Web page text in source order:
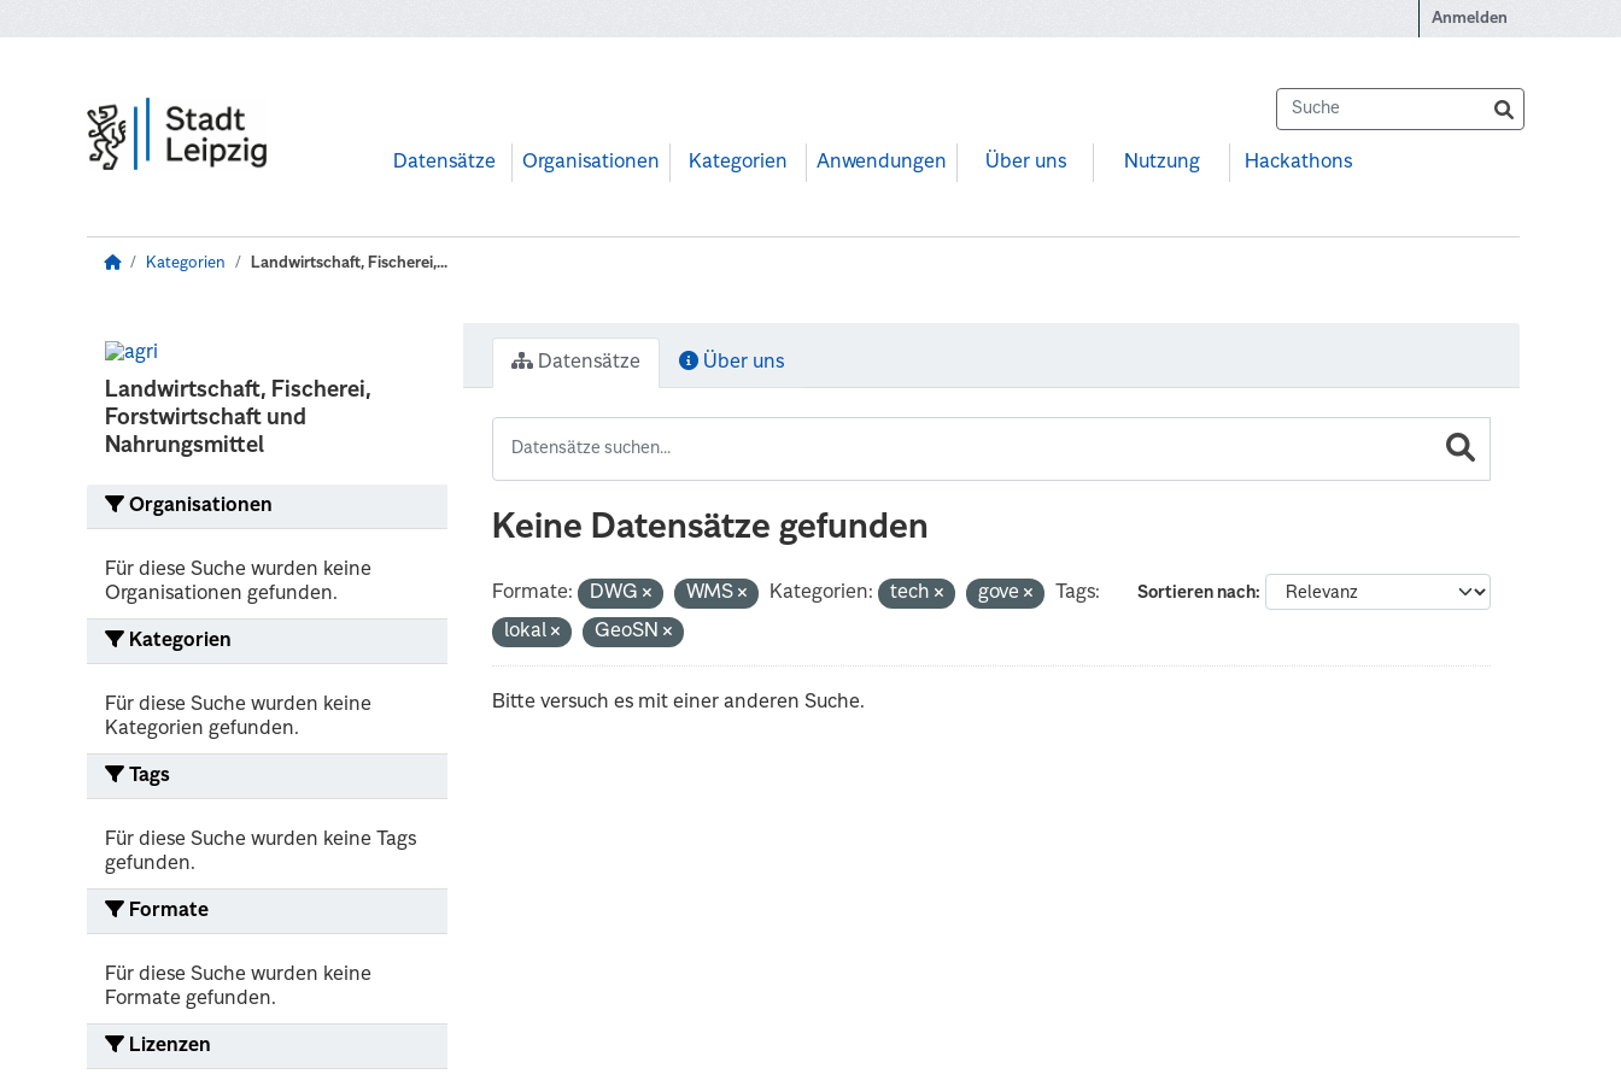
Anmelden
Datensätze Organisationen Kategorien Anwendungen Über uns Nutzung Hackathons
Kategorien Landwirtschaft, Fischerei,...
Landwirtschaft, Fischerei,
Forstwirtschaft und
Nahrungsmittel
Organisationen
Für diese Suche wurden keine
Organisationen gefunden.
Kategorien
Für diese Suche wurden keine
Kategorien gefunden.
Tags
Für diese Suche wurden keine Tags
gefunden.
Formate
Für diese Suche wurden keine
Formate gefunden.
Lizenzen
Datensätze Über uns
Keine Datensätze gefunden
Sortieren nach
Formate: DWG WMS Kategorien: tech gove
Tags:
lokal
GeoSN
Bitte versuch es mit einer anderen Suche.